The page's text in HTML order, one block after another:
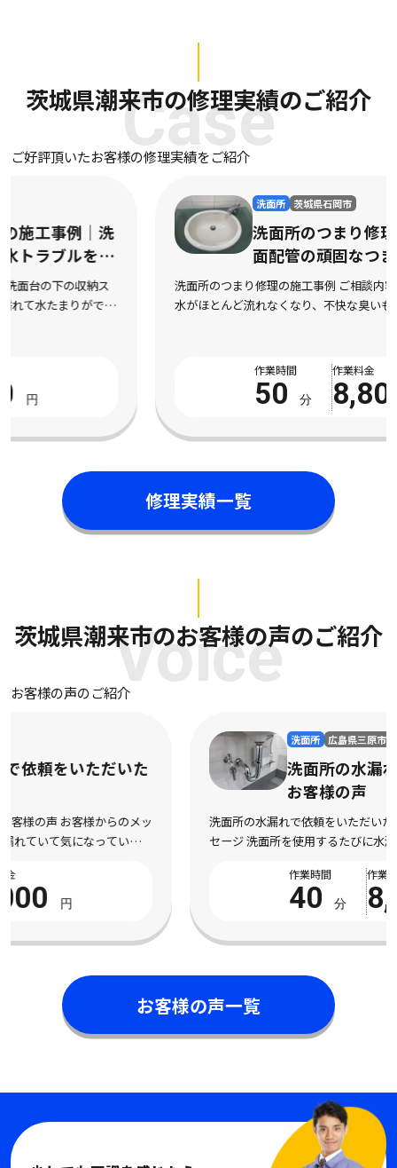
Case
茨城県潮来市の修理実績のご紹介
ご好評頂いたお客様の修理実績をご紹介
茨城県石岡市
洗面所のつまり修理の施工事例｜洗
面配管の頑固なつまりを迅速に解消
洗面所のつまり修理の施工事例 ご相談内容 洗面台の排水口から
水がほとんど流れなくなり、不快な臭いも上がってくるようにな
8,800 円
修理実績一覧
Voice
茨城県潮来市のお客様の声のご紹介
お客様の声のご紹介
洗面所の水漏れで依頼をいただいた
洗面所の水漏れで依頼をいただいたお客様の声 お客様からのメッ
セージ 洗面所を使用するたびに水漏れしてしまい、不安になって
お客様の声一覧